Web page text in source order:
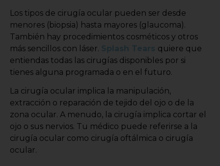
Los tipos de cirugía ocular pueden ser desde
menores (biopsia) hasta mayores (glaucoma).
También hay procedimientos cosméticos y otros
más sencillos con láser.
quiere que
entiendas todas las cirugías disponibles por si
tienes alguna programada o en el futuro.
La cirugía ocular implica la manipulación,
extracción o reparación de tejido del ojo o de la
zona ocular. A menudo, la cirugía implica cortar el
ojo o sus nervios. Tu médico puede referirse a la
cirugía ocular como cirugía oftálmica o cirugía
ocular.